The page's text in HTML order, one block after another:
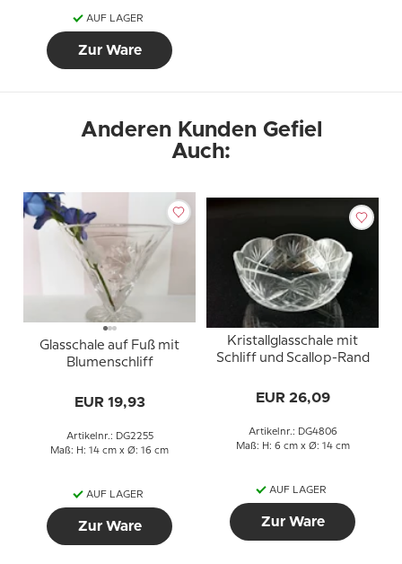
AUF LAGER
Zur Ware
Anderen Kunden Gefiel
Auch:
Glasschale auf Fuß mit
Blumenschliff
EUR 19,93
Artikelnr.: DG2255
Maß: H: 14 cm x Ø: 16 cm
AUF LAGER
Zur Ware
Kristallglasschale mit
Schliff und Scallop-Rand
EUR 26,09
Artikelnr.: DG4806
Maß: H: 6 cm x Ø: 14 cm
AUF LAGER
Zur Ware